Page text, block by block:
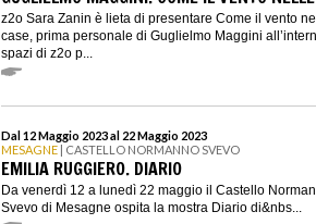
z2o Sara Zanin è lieta di presentare Come il vento
case, prima personale di Guglielmo Maggini
spazi di z2o p...
Dal 12 Maggio 2023 al 22 Maggio 2023
MESAGNE | CASTELLO NORMANNO SVEVO
EMILIA RUGGIERO. DIARIO
Da venerdì 12 a lunedì 22 maggio il Castello
Svevo di Mesagne ospita la mostra Diario di&nbs...